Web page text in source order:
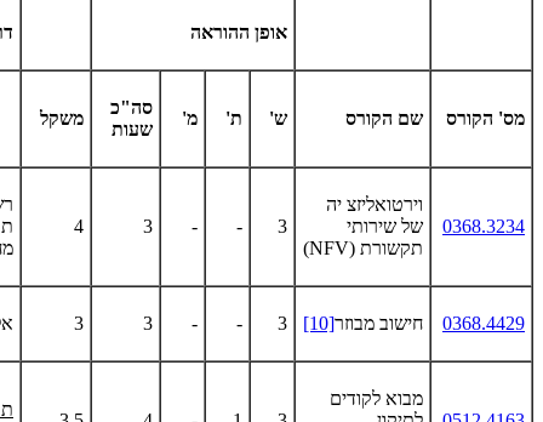
אופן ההוראה
מס' הקורס שם הקורס ש' ת' מ'
סה"כ
שעות
משקל
0368.3234
וירטואליזצ יה
של שירותי
תקשורת (NFV)
3
-
-
3
4
0368.4429 חישוב מבוזר[10]
3
-
-
3
3
מבוא לקודים